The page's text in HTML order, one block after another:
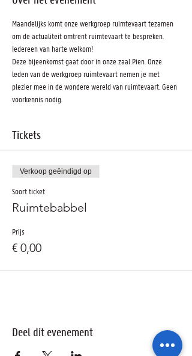
Maandelijks komt onze werkgroep ruimtevaart tezamen
om de actualiteit omtrent ruimtevaart te bespreken.
Iedereen van harte welkom!
Deze bijeenkomst gaat door in onze zaal Pien. Onze
leden van de werkgroep ruimtevaart nemen je met
plezier mee in de wondere wereld van ruimtevaart. Geen
voorkennis nodig.
Tickets
Verkoop geëindigd op
Soort ticket
Ruimtebabbel
Prijs
€ 0,00
Deel dit evenement